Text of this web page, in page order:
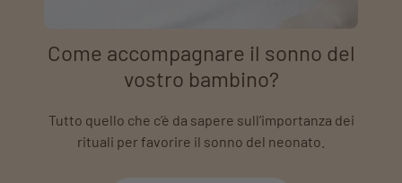
Come accompagnare il sonno del
vostro bambino?
Tutto quello che c’è da sapere sull’importanza dei
rituali per favorire il sonno del neonato.